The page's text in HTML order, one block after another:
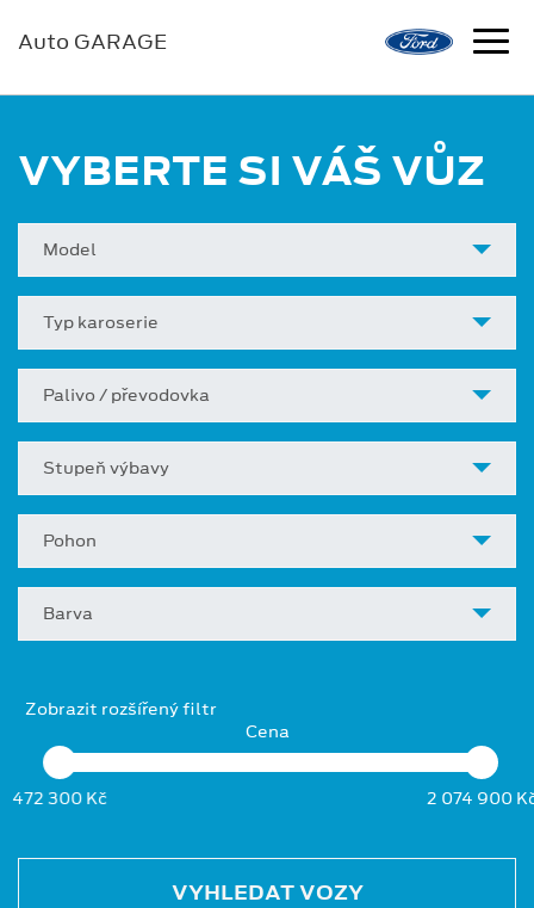
Auto GARAGE
VYBERTE SI VÁŠ VŮZ
Model
Typ karoserie
Palivo / převodovka
Stupeň výbavy
Pohon
Barva
Zobrazit rozšířený filtr
Cena
472 300 Kč 2 074 900
VYHLEDAT VOZY